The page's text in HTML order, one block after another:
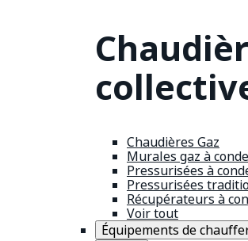
Chaudières Gaz
Murales gaz à
Pressurisées à
Pressurisées
Récupérateurs à
Voir tout
Équipements de